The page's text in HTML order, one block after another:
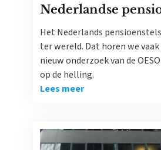
Nederlandse
Het Nederlands
ter wereld. Dat horen we vaak
nieuw onderzoek van de
op de helling.
Lees meer